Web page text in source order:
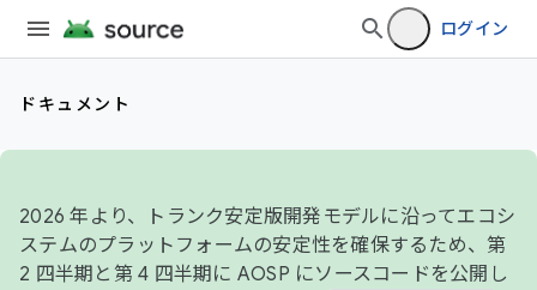
ログイン
ドキュメント
2026 年より、トランク安定版開発モデルに沿ってエコシ
ステムのプラットフォームの安定性を確保するため、第
2 四半期と第 4 四半期に AOSP にソースコードを公開し